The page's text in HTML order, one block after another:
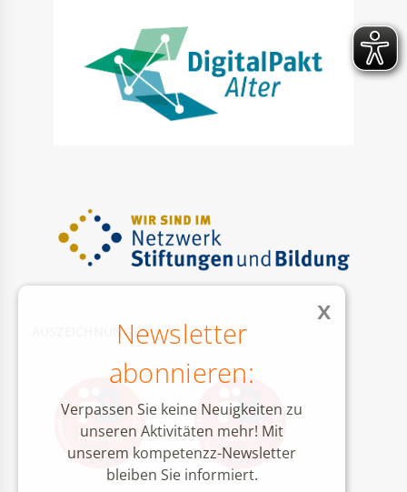
AUSZEICHNUNGENNewsletter
abonnieren:
Verpassen Sie keine Neuigkeiten zu
unseren Aktivitäten mehr! Mit
unserem kompetenzz-Newsletter
bleiben Sie informiert.
x